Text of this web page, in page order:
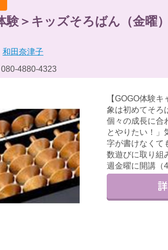
験＞キッズそろばん（金曜）
和田奈津子
080-4880-4323
【GOGO体験
象は初めてそろ
個々の成長に
とやりたい！」
字が書けなくて
数遊びに取り組
週金曜に開講（